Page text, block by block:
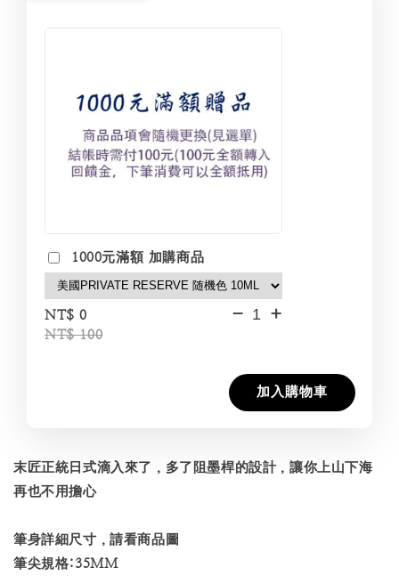
1000元滿額 加購商品
NT$ 0
NT$ 100
- +
加入購物車
末匠正統日式滴入來了，多了阻墨桿的設計，讓你上山下海
再也不用擔心
筆身詳細尺寸，請看商品圖
筆尖規格:35MM